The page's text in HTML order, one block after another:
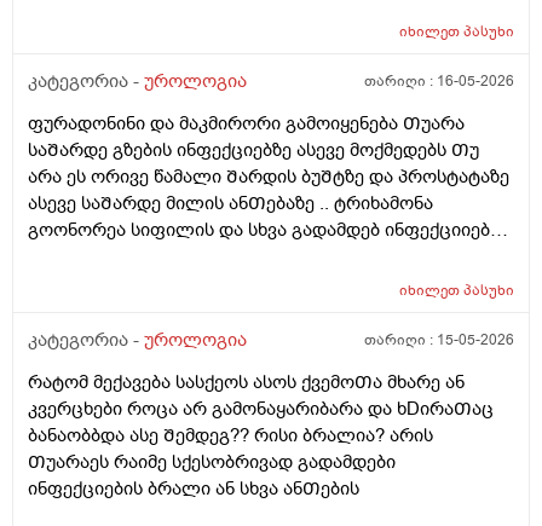
გამო ალბად ასოს Თავიცბმაგიტო მტკიოდა ამ
დავკავდი და ანუ არაფერი არც გამოუყრია არაფერი
პირიქიNის წიᲗელი რააგაცები გამიქრა დაარც
ტკივილი მქონია იმ დᲦესვე მარა რომ მოვᲨარდე ასოს
ᲫირᲨი Შარდვის დროს ტკივილს დისკომფორტს
ვგრᲫნობდი ᲗიᲗწოს ᲫალაᲗი Შარდავო არადა
ამდროს Შარდი GაᲩერებული იყოდა არ მოდიოდა
ᲨეიᲫლება იყოს Თუარა ფსიგოლოგიური და ნევროზის
ბრალი? იმიტორო დიდიხანი 4-5 წელი ნევროზის
წამლებს ვსვავდი და ᲩემიᲗ დავანებე Თავი 6Თვეა
კავᲨირᲨი
მაინტერესებს მაკმირორის აბები ᲨეიᲫლება Თუარა
საᲦამო და პროსტატის ან Შარდის ბუᲨტის ან ურეᲗრის
ექიმმა ახლობელმა დალიეო და ასევე სხვადასხვა
გადამდებ ინფექციებზე გონორეა ქლამიდია
სიფილისზე ᲗუᲨველის ან სხვა რომელიმე ბაქტერიულ
ინფექციაზე?
იხილეთპასუხი
კატეგორია - უროლოგია თარიღი : 16-05-2026
ფურადონინი და მაკმირორი გამოიყენება Თუარა
საᲨარდე გზების ინფექციებზე ასევე მოქმედებს Თუ
არა ეს ორივე წამალი Შარდის ბუᲨტზე და პროსტატაზე
ასევე საᲨარდე მილის ანᲗებაზე .. ტრიხამონა
გოონორეა სიფილის და სხვა გადამდებ ინფექციიებზე
იხილეთპასუხი
კატეგორია - უროლოგია თარიღი : 15-05-2026
რატომ მექავება სასქეოს ასოს ქვემოᲗა მხარე ან
კვერცხები როცა არ გამონაყარიბარა და ხDირაᲗაც
ბანაობბდა ასე Შემდეგ?? რისი ბრალია? არის
Თუარაეს რაიმე სქესობრივად გადამდები
ინფექციების ბრალი ან სხვა ანᲗების